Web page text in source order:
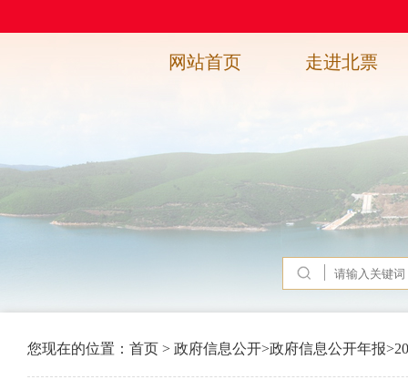
网站首页 走进北票
您现在的位置： 首页 > 政府信息公开>政府信息公开年报>